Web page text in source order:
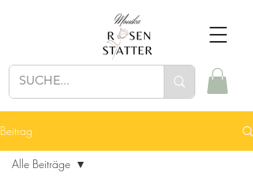
Beitrag
Alle Beiträge